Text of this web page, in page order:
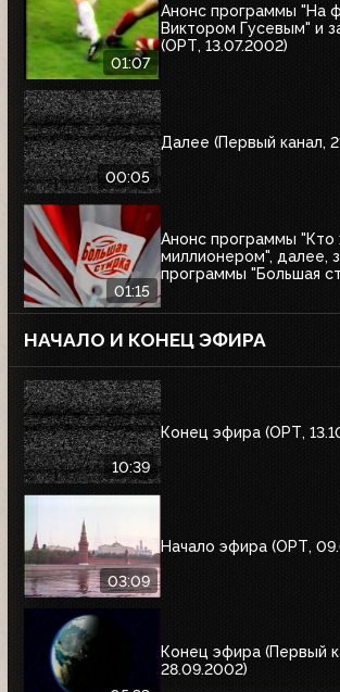
01:07
Анонс программы "На
Виктором Гусевым" и
(ОРТ, 13.07.2002)
00:05
Далее (Первый канал,
01:15
Анонс программы "Кто
миллионером", далее,
программы "Большая
НАЧАЛО И КОНЕЦ ЭФИРА
10:39
Конец эфира (ОРТ,
03:09
Начало эфира (ОРТ,
Конец эфира (Первый
28.09.2002)